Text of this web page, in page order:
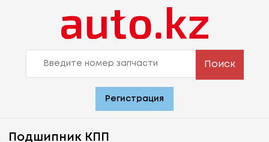
Поиск
Регистрация
Подшипник КПП